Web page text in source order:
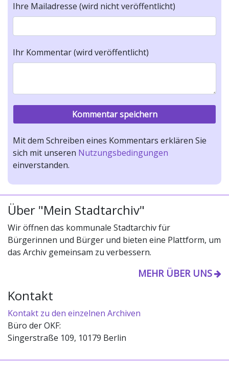
Ihre Mailadresse (wird nicht veröffentlicht)
Ihr Kommentar (wird veröffentlicht)
Mit dem Schreiben eines Kommentars erklären Sie
sich mit unseren Nutzungsbedingungen
einverstanden.
Über "Mein Stadtarchiv"
Wir öffnen das kommunale Stadtarchiv für
Bürgerinnen und Bürger und bieten eine Plattform, um
das Archiv gemeinsam zu verbessern.
MEHR ÜBER UNS
Kontakt
Kontakt zu den einzelnen Archiven
Büro der OKF:
Singerstraße 109, 10179 Berlin